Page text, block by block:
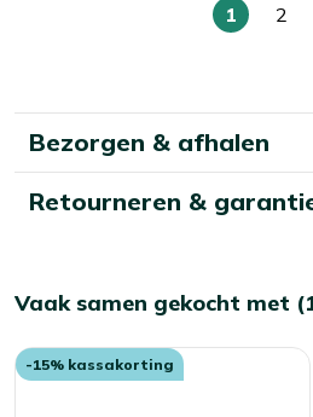
U
pagina
1 2
Bezorgen & afhalen
Retourneren &
Vaak samen gekocht met
-15% kassakorting